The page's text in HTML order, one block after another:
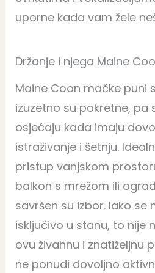
uporne kada vam žele
Držanje i njega Maine
Maine Coon mačke puni
izuzetno su pokretne, pa
osjećaju kada imaju
istraživanje i šetnju.
pristup vanjskom
balkon s mrežom ili
savršen su izbor. Iako se
isključivo u stanu, to nije
ovu živahnu i znatiželjnu
ne ponudi dovoljno